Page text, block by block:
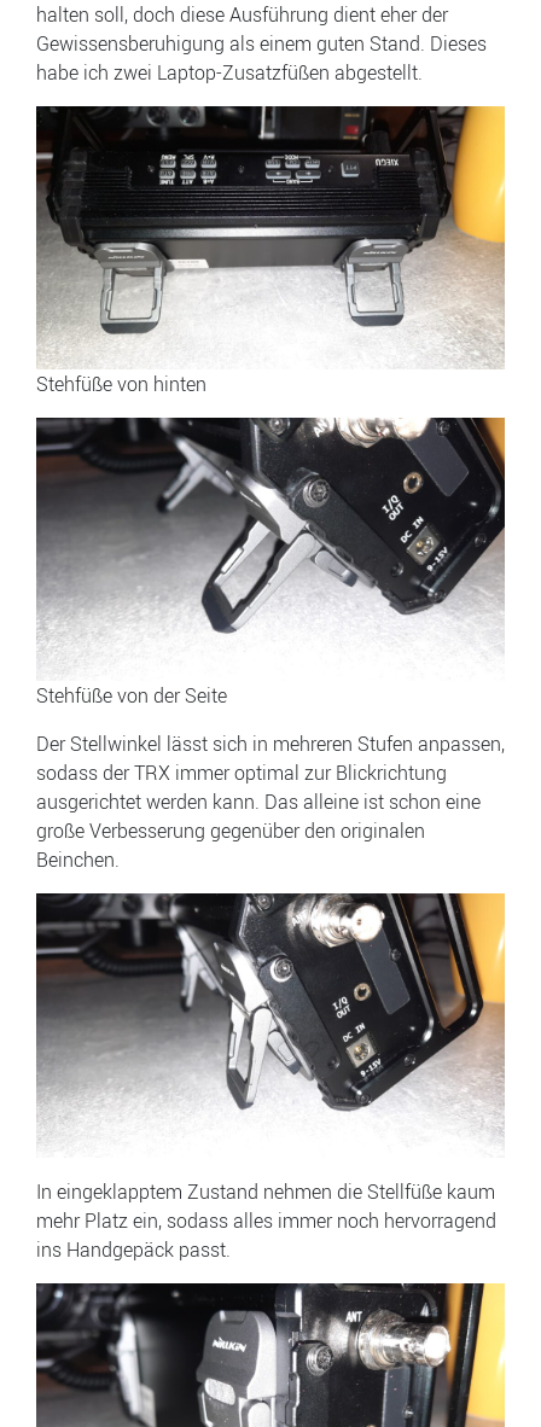
halten soll, doch diese Ausführung dient eher der
Gewissensberuhigung als einem guten Stand. Dieses
habe ich zwei Laptop-Zusatzfüßen abgestellt.
Stehfüße von hinten
Stehfüße von der Seite
Der Stellwinkel lässt sich in mehreren Stufen anpassen,
sodass der TRX immer optimal zur Blickrichtung
ausgerichtet werden kann. Das alleine ist schon eine
große Verbesserung gegenüber den originalen
Beinchen.
In eingeklapptem Zustand nehmen die Stellfüße kaum
mehr Platz ein, sodass alles immer noch hervorragend
ins Handgepäck passt.